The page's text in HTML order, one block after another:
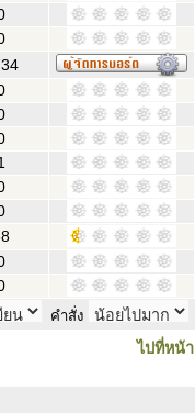
คำสั่ง
ไปที่หน้า